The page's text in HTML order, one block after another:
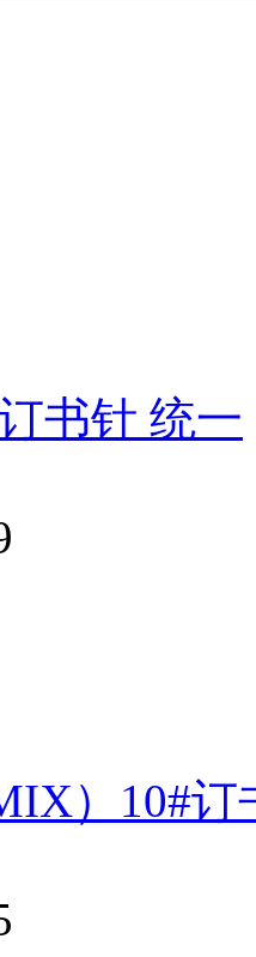
书针 统一
）10#订